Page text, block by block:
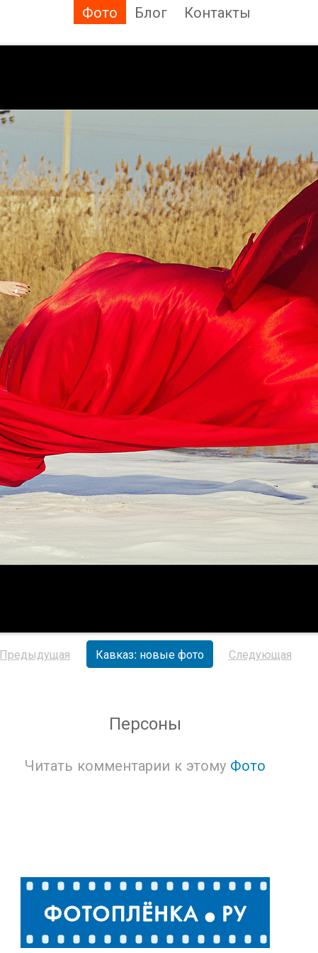
Фото Блог Контакты
Предыдущая Кавказ: новые фото Следующая
Персоны
Читать комментарии к этому Фото